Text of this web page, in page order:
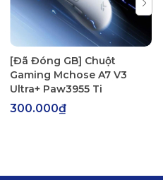
[Đã Đóng GB] Chuột
Gaming Mchose A7 V3
Ultra+ Paw3955 Ti
300.000₫